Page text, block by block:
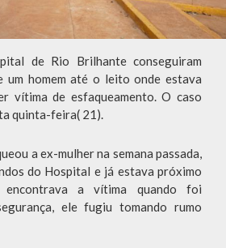
de Rio Brilhante conseguiram
um homem até o leito onde estava
vítima de esfaqueamento. O caso
quinta-feira( 21).
a ex-mulher na semana passada,
do Hospital e já estava próximo
a vítima quando foi
ele fugiu tomando rumo